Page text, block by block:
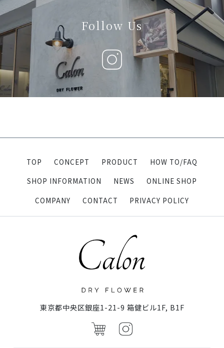
Follow Us
TOP CONCEPT PRODUCT
HOW TO/FAQ
SHOP INFORMATION
NEWS
ONLINE SHOP
COMPANY
CONTACT PRIVACY POLICY
東京都中央区銀座1-21-9 箱健ビル1F, B1F